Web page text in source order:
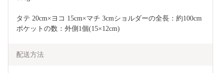
タテ 20cm×ヨコ 15cm×マチ 3cmショルダーの全長：約100cm
ポケットの数：外側1個(15×12cm)
配送方法